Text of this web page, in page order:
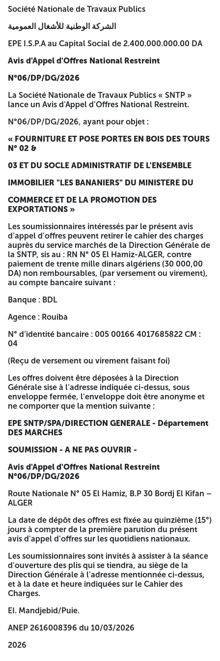
الشركة الوطنية للأشغال العمومية
EPE I.S.P.A au Capital Social de 2.400.000.000.00 DA
Avis d'Appel d'Offres National Restreint
N°06/DP/DG/2026
La Société Nationale de Travaux Publics « SNTP » lance un
Avis d'Appel d'Offres National Restreint.
N°06/DP/DG/2026, ayant pour objet :
« FOURNITURE ET POSE PORTES EN BOIS DES TOURS N°
03 ET DU SOCLE ADMINISTRATIF DE L'ENSEMBLE
IMMOBILIER "LES BANANIERS" DU MINISTERE DU
COMMERCE ET DE LA PROMOTION DES EXPORTATIONS »
Les soumissionnaires intéressés par le présent avis d'appel
d'offres peuvent retirer le cahier des charges auprès du
: RN N° 05 El Hamiz-ALGER, contre paiement de trente
mille dinars algériens (30 000,00 DA) non remboursables,
(par versement ou virement), au compte bancaire suivant :
Banque : BDL
Agence : Rouiba
N° d'identité bancaire : 005 00166 4017685822 CM : 04
(Reçu de versement ou virement faisant foi)
Les offres doivent être déposées à la Direction Générale
sise à l'adresse indiquée ci-dessus, sous enveloppe fermée,
l'enveloppe doit être anonyme et ne comporter que la
mention suivante :
EPE SNTP/SPA/DIRECTION GENERALE - Département DES
MARCHES
SOUMISSION - A NE PAS OUVRIR -
Avis d'Appel d'Offres National Restreint
N°06/DP/DG/2026
Route Nationale N° 05 El Hamiz, B.P 30 Bordj El Kifan –
ALGER
La date de dépôt des offres est fixée au quinzième (15°)
jours à compter de la première parution du présent avis
d'appel d'offres sur les quotidiens nationaux.
Les soumissionnaires sont invités à assister à la séance
d'ouverture des plis qui se tiendra, au siège de la Direction
Générale à l'adresse mentionnée ci-dessus, et à la date et
heure indiquées sur le Cahier des Charges.
EI. Mandjebid/Puie.
ANEP 2616008396 du 10/03/2026
2026
Société Nationale de Travaux Publics
الشركة الوطنية للأشغال العمومية
EPE I.S.P.A au Capital Social de 2.400.000.000.00 DA
Avis d'Appel d'Offres National Restreint
N°06/DP/DG/2026
La Société Nationale de Travaux Publics « SNTP »
lance un Avis d'Appel d'Offres National Restreint.
N°06/DP/DG/2026, ayant pour objet :
« FOURNITURE ET POSE PORTES EN BOIS DES TOURS
N° 02 &
03 ET DU SOCLE ADMINISTRATIF DE L'ENSEMBLE
IMMOBILIER "LES BANANIERS" DU MINISTERE DU
COMMERCE ET DE LA PROMOTION DES
EXPORTATIONS »
Les soumissionnaires intéressés par le présent avis
d'appel d'offres peuvent retirer le cahier des charges
auprès du service marchés de la Direction Générale de
la SNTP, sis au : RN N° 05 El Hamiz-ALGER, contre
paiement de trente mille dinars algériens (30 000,00
DA) non remboursables, (par versement ou virement),
au compte bancaire suivant :
Banque : BDL
Agence : Rouiba
N° d'identité bancaire : 005 00166 4017685822 CM :
04
(Reçu de versement ou virement faisant foi)
Les offres doivent être déposées à la Direction
Générale sise à l'adresse indiquée ci-dessus, sous
enveloppe fermée, l'enveloppe doit être anonyme et
ne comporter que la mention suivante :
EPE SNTP/SPA/DIRECTION GENERALE - Département
DES MARCHES
SOUMISSION - A NE PAS OUVRIR -
Avis d'Appel d'Offres National Restreint
N°06/DP/DG/2026
Route Nationale N° 05 El Hamiz, B.P 30 Bordj El Kifan –
ALGER
La date de dépôt des offres est fixée au quinzième (15°)
jours à compter de la première parution du présent
avis d'appel d'offres sur les quotidiens nationaux.
Les soumissionnaires sont invités à assister à la séance
d'ouverture des plis qui se tiendra, au siège de la
Direction Générale à l'adresse mentionnée ci-dessus,
et à la date et heure indiquées sur le Cahier des
Charges.
EI. Mandjebid/Puie.
ANEP 2616008396 du 10/03/2026
2026